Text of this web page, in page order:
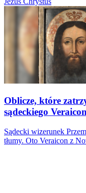
Oblicze, które
sądeckiego
Sądecki wizerunek
tłumy. Oto Veraicon z